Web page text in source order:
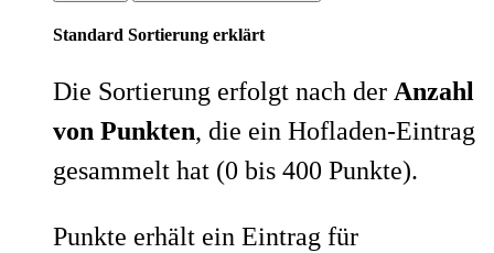
Standard Sortierung erklärt
Die Sortierung erfolgt nach der Anzahl
von Punkten, die ein Hofladen-Eintrag
gesammelt hat (0 bis 400 Punkte).
Punkte erhält ein Eintrag für